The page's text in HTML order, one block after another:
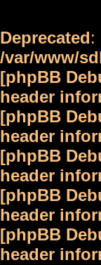
Deprecated:
/var/www/
[phpBB
header
[phpBB
header
[phpBB
header
[phpBB
header
[phpBB
header